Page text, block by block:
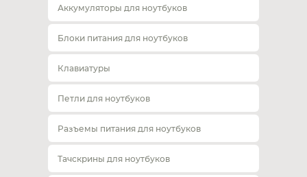
Аккумуляторы для ноутбуков
Блоки питания для ноутбуков
Клавиатуры
Петли для ноутбуков
Разъемы питания для ноутбуков
Тачскрины для ноутбуков